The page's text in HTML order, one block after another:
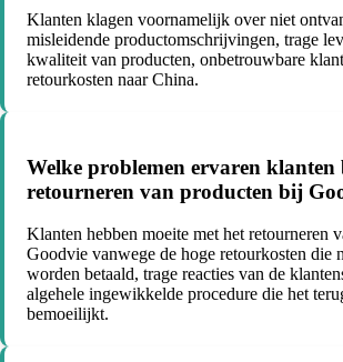
Klanten klagen voornamelijk over niet
misleidende productomschrijvingen, trage
kwaliteit van producten, onbetrouwbare
retourkosten naar China.
Welke problemen ervaren klanten
retourneren van producten bij
Klanten hebben moeite met het retourneren
Goodvie vanwege de hoge retourkosten die
worden betaald, trage reacties van de
algehele ingewikkelde procedure die het
bemoeilijkt.